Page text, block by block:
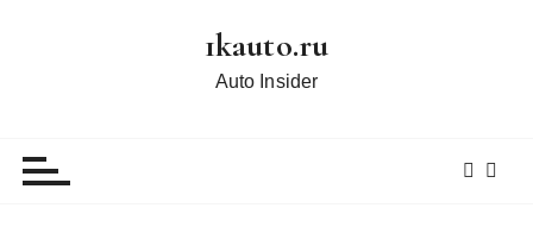
1kauto.ru
Auto Insider